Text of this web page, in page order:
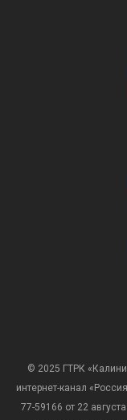
© 2025 ГТРК
интернет-канал
77-59166 от 22